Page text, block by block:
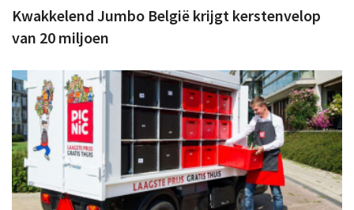
Kwakkelend Jumbo België krijgt kerstenvelop
van 20 miljoen